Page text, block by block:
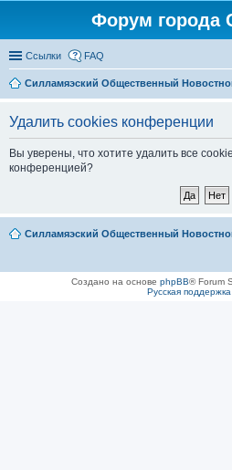
Форум города
Ссылки FAQ
Силламяэский Общественный
Удалить cookies конференции
Вы уверены, что хотите удалить все
конференцией?
Силламяэский Общественный
Создано на основе phpBB® Forum
Русская